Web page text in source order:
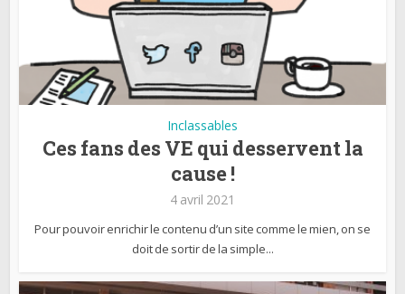
Inclassables
Ces fans des VE qui desservent la
cause !
4 avril 2021
Pour pouvoir enrichir le contenu d’un site comme le mien, on se
doit de sortir de la simple...